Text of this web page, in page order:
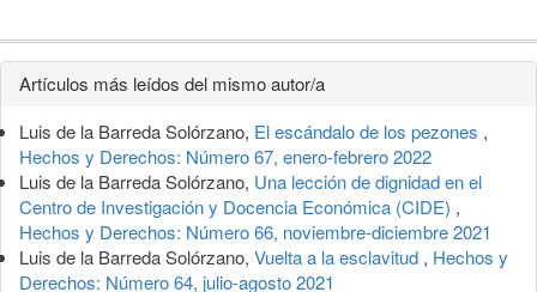
Detalles
del
artículo
Artículos más leídos del mismo autor/a
Luis de la Barreda Solórzano, El escándalo de los pezones ,
Hechos y Derechos: Número 67, enero-febrero 2022
Luis de la Barreda Solórzano, Una lección de dignidad en el
Centro de Investigación y Docencia Económica (CIDE) ,
Hechos y Derechos: Número 66, noviembre-diciembre 2021
Luis de la Barreda Solórzano, Vuelta a la esclavitud , Hechos y
Derechos: Número 64, julio-agosto 2021